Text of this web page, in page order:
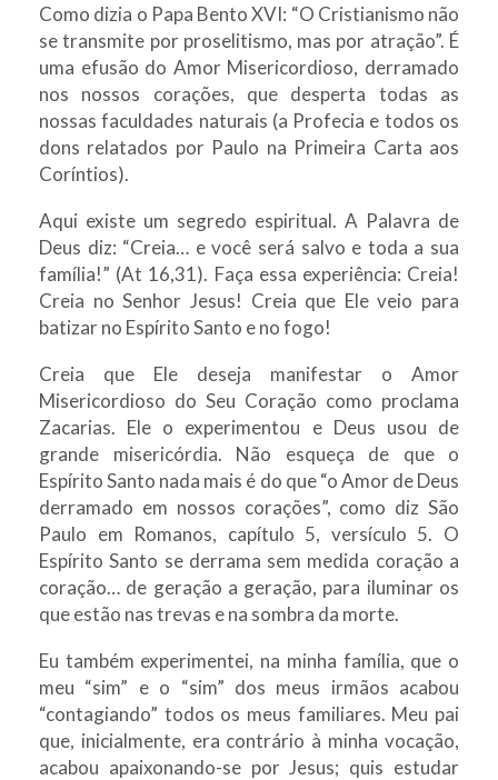
Como dizia o Papa Bento XVI: “O Cristianismo não
se transmite por proselitismo, mas por atração”. É
uma efusão do Amor Misericordioso, derramado
nos nossos corações, que desperta todas as
nossas faculdades naturais (a Profecia e todos os
dons relatados por Paulo na Primeira Carta aos
Coríntios).
Aqui existe um segredo espiritual. A Palavra de
Deus diz: “Creia… e você será salvo e toda a sua
família!” (At 16,31). Faça essa experiência: Creia!
Creia no Senhor Jesus! Creia que Ele veio para
batizar no Espírito Santo e no fogo!
Creia que Ele deseja manifestar o Amor
Misericordioso do Seu Coração como proclama
Zacarias. Ele o experimentou e Deus usou de
grande misericórdia. Não esqueça de que o
Espírito Santo nada mais é do que “o Amor de Deus
derramado em nossos corações”, como diz São
Paulo em Romanos, capítulo 5, versículo 5. O
Espírito Santo se derrama sem medida coração a
coração… de geração a geração, para iluminar os
que estão nas trevas e na sombra da morte.
Eu também experimentei, na minha família, que o
meu “sim” e o “sim” dos meus irmãos acabou
“contagiando” todos os meus familiares. Meu pai
que, inicialmente, era contrário à minha vocação,
acabou apaixonando-se por Jesus; quis estudar